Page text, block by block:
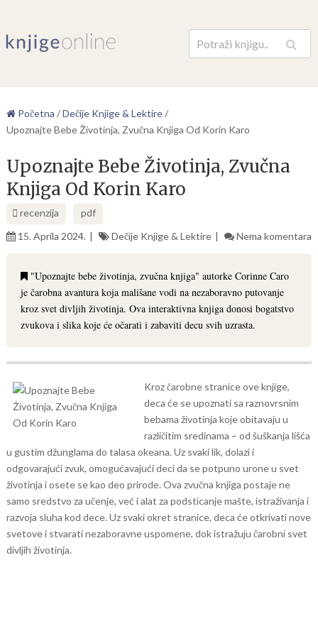
Pretraga
Početna /Dečije Knjige & Lektire/
Upoznajte Bebe Životinja, Zvučna Knjiga Od Korin Karo
Upoznajte Bebe Životinja, Zvučna
Knjiga Od Korin Karo
recenzija
pdf
15. Aprila 2024.
Dečije Knjige & Lektire Nema komentara
"Upoznajte bebe životinja, zvučna knjiga" autorke Corinne Caro
je čarobna avantura koja mališane vodi na nezaboravno putovanje
kroz svet divljih životinja. Ova interaktivna knjiga donosi bogatstvo
zvukova i slika koje će očarati i zabaviti decu svih uzrasta.
Kroz čarobne stranice ove knjige,
deca će se upoznati sa raznovrsnim
bebama životinja koje obitavaju u
različitim sredinama – od šuškanja lišća
u gustim džunglama do talasa okeana. Uz svaki lik, dolazi i
odgovarajući zvuk, omogućavajući deci da se potpuno urone u svet
životinja i osete se kao deo prirode. Ova zvučna knjiga postaje ne
samo sredstvo za učenje, već i alat za podsticanje mašte, istraživanja i
razvoja sluha kod dece. Uz svaki okret stranice, deca će otkrivati nove
svetove i stvarati nezaboravne uspomene, dok istražuju čarobni svet
divljih životinja.